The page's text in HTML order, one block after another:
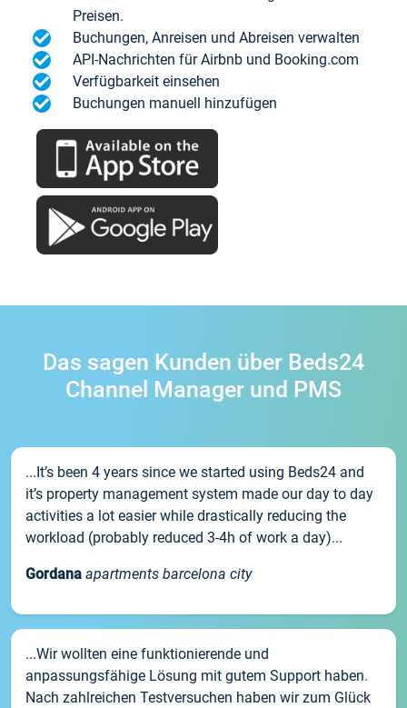
Preisen.
Buchungen, Anreisen und Abreisen verwalten
API-Nachrichten für Airbnb und Booking.com
Verfügbarkeit einsehen
Buchungen manuell hinzufügen
Das sagen Kunden über Beds24
Channel Manager und PMS
...It’s been 4 years since we started using Beds24 and
it’s property management system made our day to day
activities a lot easier while drastically reducing the
workload (probably reduced 3-4h of work a day)...
Gordana apartments barcelona city
...Wir wollten eine funktionierende und
anpassungsfähige Lösung mit gutem Support haben.
Nach zahlreichen Testversuchen haben wir zum Glück